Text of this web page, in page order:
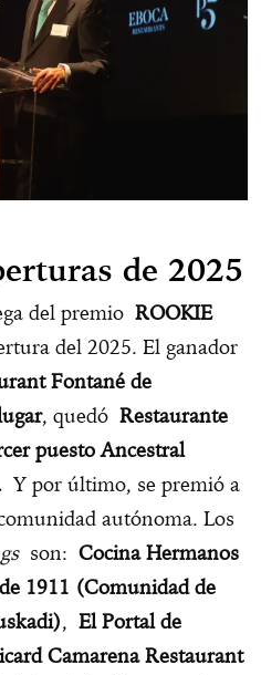
de 2025
del premio ROOKIE
del 2025. El ganador
Fontané de
, quedó Restaurante
puesto Ancestral
Y por último, se premió a
autónoma. Los
son: Cocina Hermanos
1911 (Comunidad de
, El Portal de
Camarena Restaurant